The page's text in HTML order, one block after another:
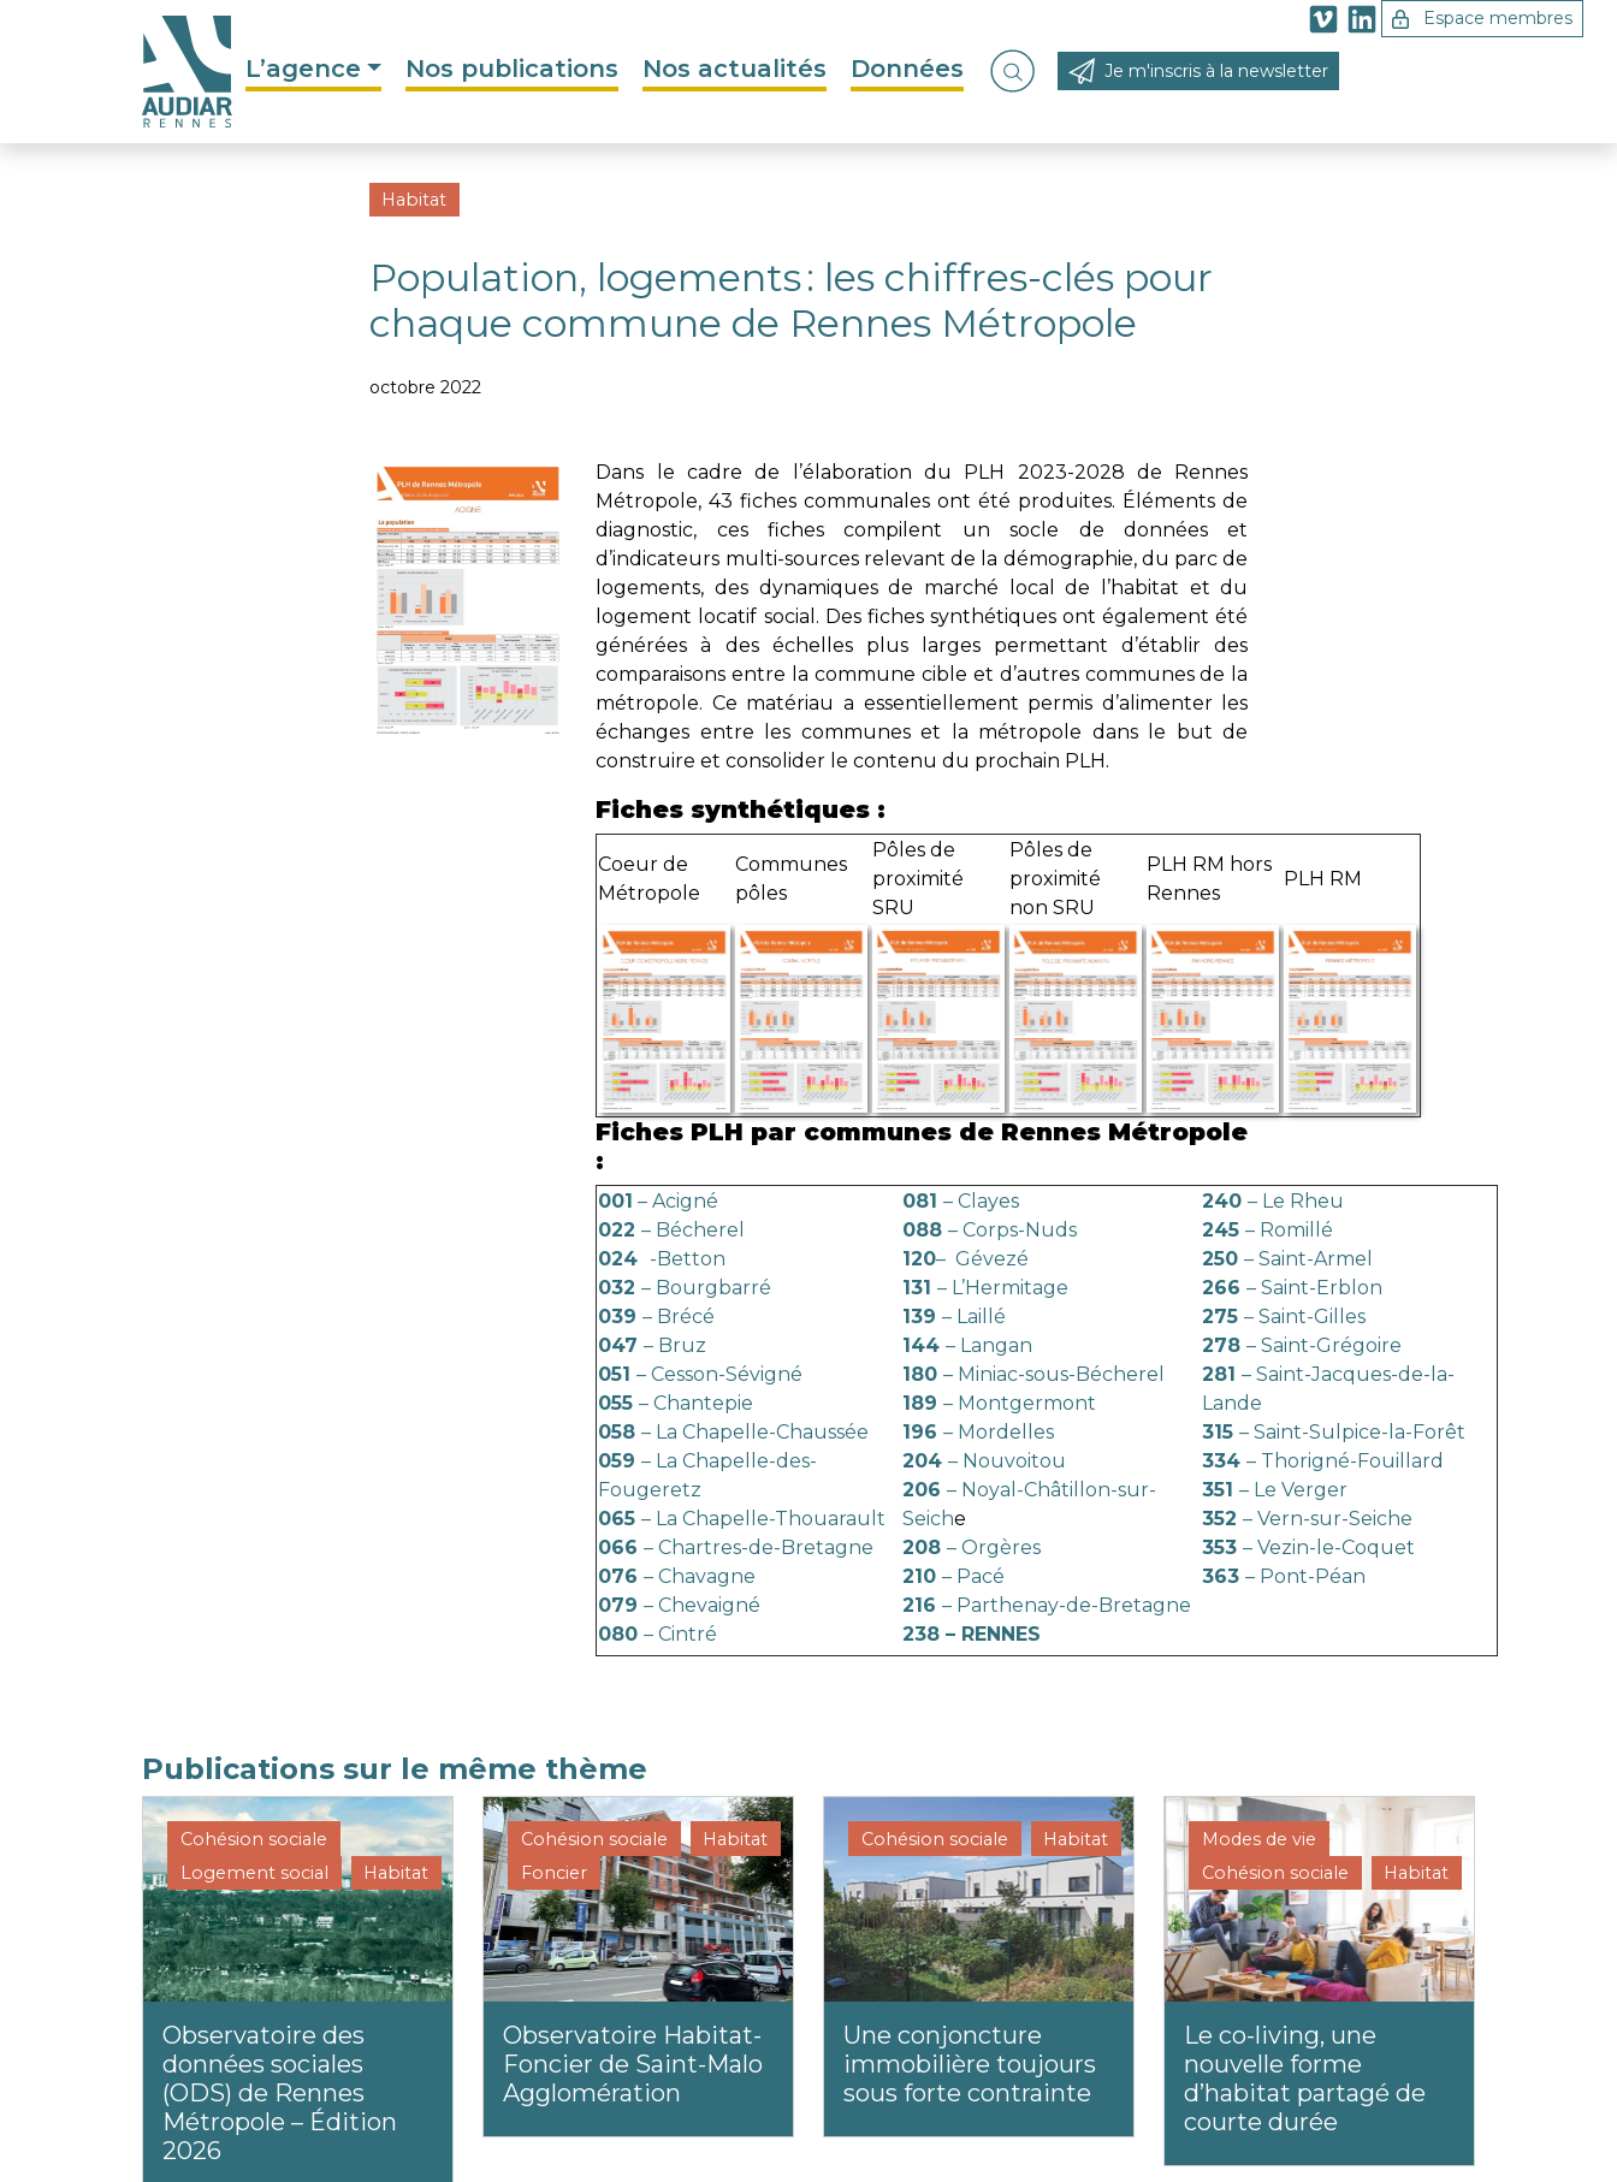
L’agence Nos publications Nos actualités Données
Ouvrir la recherche
Je m'inscris à la newsletter
Espace membres
Habitat
Population, logements : les chiffres-clés pour
chaque commune de Rennes Métropole
octobre 2022
Dans le cadre de l’élaboration du PLH 2023-2028 de Rennes
Métropole, 43 fiches communales ont été produites. Éléments de
diagnostic, ces fiches compilent un socle de données et
d’indicateurs multi-sources relevant de la démographie, du parc de
logements, des dynamiques de marché local de l’habitat et du
logement locatif social. Des fiches synthétiques ont également été
générées à des échelles plus larges permettant d’établir des
comparaisons entre la commune cible et d’autres communes de la
métropole. Ce matériau a essentiellement permis d’alimenter les
échanges entre les communes et la métropole dans le but de
construire et consolider le contenu du prochain PLH.
Fiches synthétiques :
Coeur de
Métropole
Communes
pôles
Pôles de
proximité
SRU
Pôles de
proximité
non SRU
PLH RM hors
Rennes
PLH RM
Fiches PLH par communes de Rennes Métropole
:
001 – Acigné
022– Bécherel
024 -Betton
032– Bourgbarré
039– Brécé
047– Bruz
051– Cesson-Sévigné
055– Chantepie
058– La Chapelle-Chaussée
059– La Chapelle-des-
Fougeretz
065– La Chapelle-Thouarault
066– Chartres-de-Bretagne
076– Chavagne
079– Chevaigné
080– Cintré
081– Clayes
088– Corps-Nuds
120– Gévezé
131– L’Hermitage
139– Laillé
144– Langan
180– Miniac-sous-Bécherel
189– Montgermont
196– Mordelles
204– Nouvoitou
206– Noyal-Châtillon-sur-
Seiche
208– Orgères
210– Pacé
216– Parthenay-de-Bretagne
238 – RENNES
240– Le Rheu
245– Romillé
250– Saint-Armel
266– Saint-Erblon
275– Saint-Gilles
278– Saint-Grégoire
281– Saint-Jacques-de-la-
Lande
315– Saint-Sulpice-la-Forêt
334– Thorigné-Fouillard
351– Le Verger
352– Vern-sur-Seiche
353– Vezin-le-Coquet
363– Pont-Péan
Publications sur le même thème
Cohésion sociale
Logement social
Habitat
Observatoire des
données sociales
(ODS) de Rennes
Métropole – Édition
2026
Cohésion sociale
Habitat
Foncier
Observatoire Habitat-
Foncier de Saint-Malo
Agglomération
Cohésion sociale Habitat
Une conjoncture
immobilière toujours
sous forte contrainte
Modes de vie
Cohésion sociale
Habitat
Le co-living, une
nouvelle forme
d’habitat partagé de
courte durée